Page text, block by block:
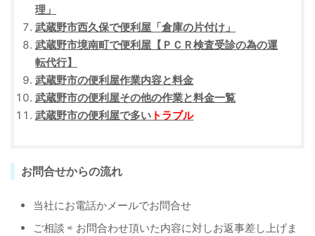
理」
武蔵野市西久保で便利屋「倉庫の片付け」
武蔵野市境南町で便利屋【ＰＣＲ検査受診の為の運
転代行】
武蔵野市の便利屋作業内容と料金
武蔵野市の便利屋その他の作業と料金一覧
武蔵野市の便利屋で多い トラブル
お問合せからの流れ
当社にお電話かメールでお問合せ
ご相談 ⇨ お問合わせ頂いた内容に対しお返事差し上げま